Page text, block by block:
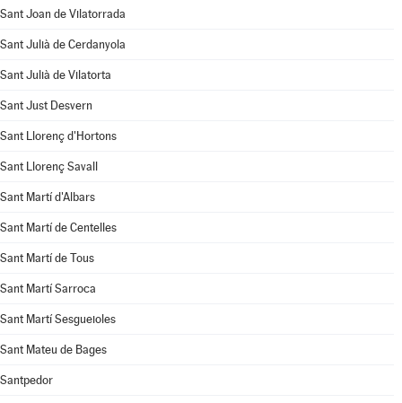
Sant Joan de Vilatorrada
Sant Julià de Cerdanyola
Sant Julià de Vilatorta
Sant Just Desvern
Sant Llorenç d'Hortons
Sant Llorenç Savall
Sant Martí d'Albars
Sant Martí de Centelles
Sant Martí de Tous
Sant Martí Sarroca
Sant Martí Sesgueioles
Sant Mateu de Bages
Santpedor